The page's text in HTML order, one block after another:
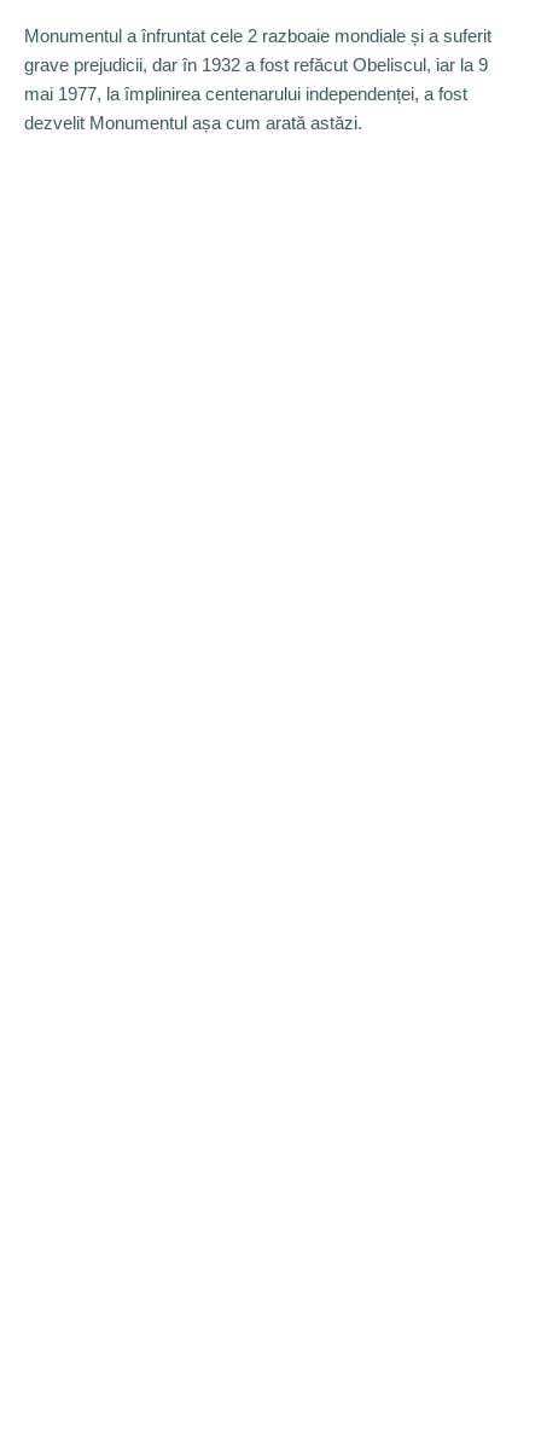
Monumentul a înfruntat cele 2 razboaie mondiale și a suferit
grave prejudicii, dar în 1932 a fost refăcut Obeliscul, iar la 9
mai 1977, la împlinirea centenarului independenței, a fost
dezvelit Monumentul așa cum arată astăzi.